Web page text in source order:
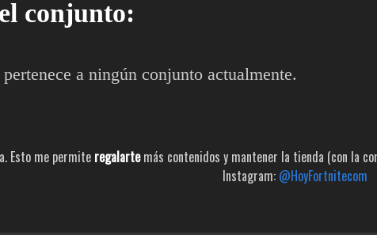
conjunto:
a ningún conjunto actualmente.
Esto me permite regalartemás contenidos y mantener la tienda (con la
Instagram: @HoyFortnitecom